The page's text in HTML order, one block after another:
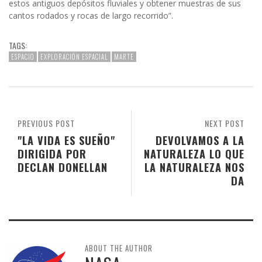
estos antiguos depósitos fluviales y obtener muestras de sus
cantos rodados y rocas de largo recorrido”.
TAGS:
ESPACIO EXPLORACIÓN ESPACIAL MARTE
NEXT POST
DEVOLVAMOS A LA
NATURALEZA LO QUE
LA NATURALEZA NOS
DA
PREVIOUS POST
"LA VIDA ES SUEÑO"
DIRIGIDA POR
DECLAN DONELLAN
ABOUT THE AUTHOR